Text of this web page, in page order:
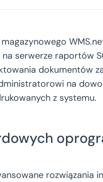
serwerze raportów
dokumentów
na
z systemu.
rozwiązania